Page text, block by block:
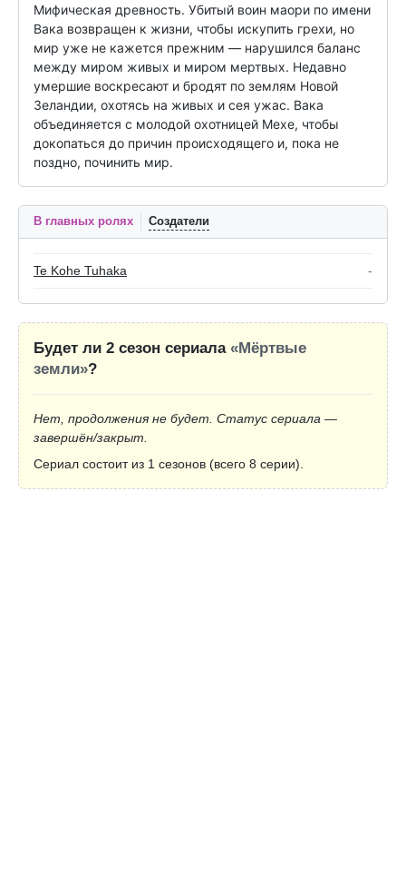
Мифическая древность. Убитый воин маори по имени
Вака возвращен к жизни, чтобы искупить грехи, но
мир уже не кажется прежним — нарушился баланс
между миром живых и миром мертвых. Недавно
умершие воскресают и бродят по землям Новой
Зеландии, охотясь на живых и сея ужас. Вака
объединяется с молодой охотницей Мехе, чтобы
докопаться до причин происходящего и, пока не
поздно, починить мир.
В главных ролях Создатели
Te Kohe Tuhaka -
Будет ли 2 сезон сериала «Мёртвые
земли»?
Нет, продолжения не будет. Статус сериала —
завершён/закрыт.
Сериал состоит из 1 сезонов (всего 8 серии).